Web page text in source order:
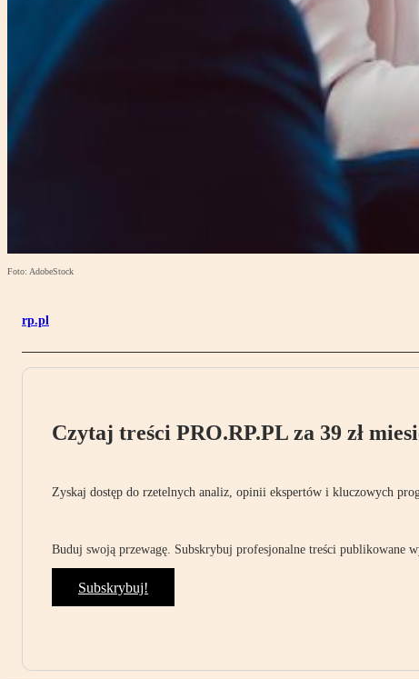
Foto: AdobeStock
rp.pl
Czytaj treści PRO.RP.PL za 39 zł
Zyskaj dostęp do rzetelnych analiz, opinii ekspertów i kluczowych
Buduj swoją przewagę. Subskrybuj profesjonalne treści publikowane
Subskrybuj!